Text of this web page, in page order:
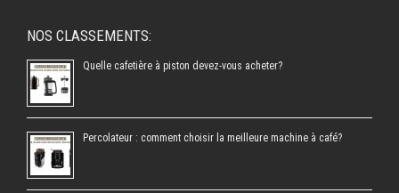
NOS CLASSEMENTS:
Quelle cafetière à piston devez-vous acheter?
Percolateur : comment choisir la meilleure machine à café?